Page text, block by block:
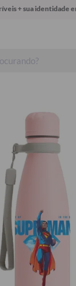
+ sua identidade